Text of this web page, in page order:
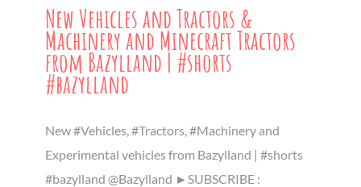
New Vehicles and Tractors &
Machinery and Minecraft Tractors
from Bazylland | #shorts
#bazylland
New #Vehicles, #Tractors, #Machinery and
Experimental vehicles from Bazylland | #shorts
#bazylland @Bazylland ►SUBSCRIBE :